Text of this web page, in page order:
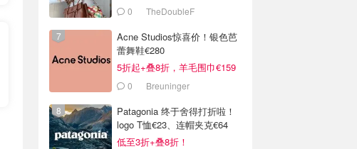
0 TheDoubleF
Acne Studios惊喜价！银色芭
蕾舞鞋€280
5折起+叠8折，羊毛围巾€159
0 Breuninger
Patagonia 终于舍得打折啦！
logo T恤€23、连帽夹克€64
低至3折+叠8折！